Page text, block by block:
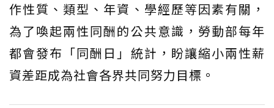
作性質、類型、年資、學經歷等因素有關，
為了喚起兩性同酬的公共意識，勞動部每年
都會發布「同酬日」統計，盼讓縮小兩性薪
資差距成為社會各界共同努力目標。